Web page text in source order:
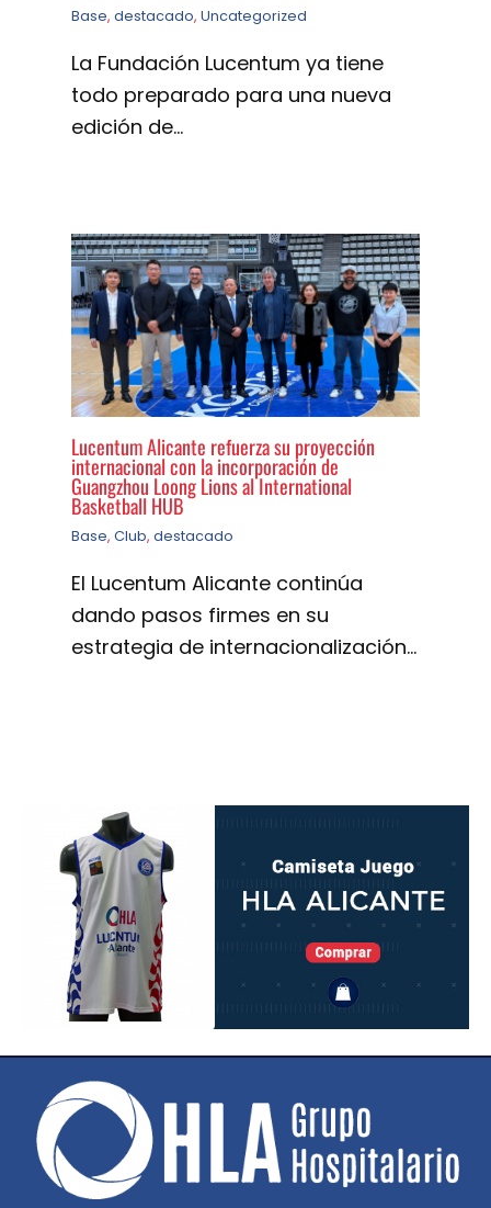
Base, destacado, Uncategorized
La Fundación Lucentum ya tiene
todo preparado para una nueva
edición de…
Lucentum Alicante refuerza su proyección
internacional con la incorporación de
Guangzhou Loong Lions al International
Basketball HUB
Base, Club, destacado
El Lucentum Alicante continúa
dando pasos firmes en su
estrategia de internacionalización…